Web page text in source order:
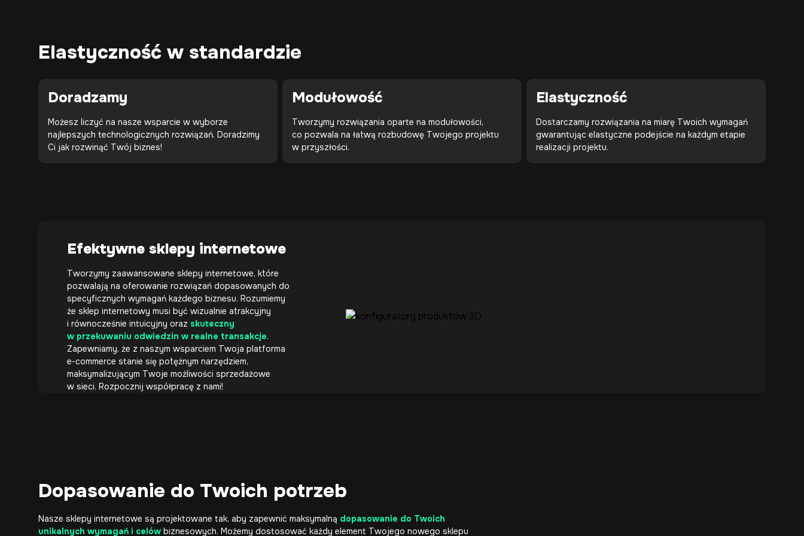
Elastyczność w standardzie
Doradzamy
Możesz liczyć na nasze wsparcie w wyborze
najlepszych technologicznych rozwiązań. Doradzimy
Ci jak rozwinąć Twój biznes!
Modułowość
Tworzymy rozwiązania oparte na modułowości,
co pozwala na łatwą rozbudowę Twojego projektu
w przyszłości.
Elastyczność
Dostarczamy rozwiązania na miarę Twoich wymagań
gwarantując elastyczne podejście na każdym etapie
realizacji projektu.
Efektywne sklepy internetowe
Tworzymy zaawansowane sklepy internetowe, które
pozwalają na oferowanie rozwiązań dopasowanych do
specyficznych wymagań każdego biznesu. Rozumiemy
że sklep internetowy musi być wizualnie atrakcyjny
i równocześnie intuicyjny oraz skuteczny
w przekuwaniu odwiedzin w realne transakcje.
Zapewniamy, że z naszym wsparciem Twoja platforma
e-commerce stanie się potężnym narzędziem,
maksymalizującym Twoje możliwości sprzedażowe
w sieci. Rozpocznij współpracę z nami!
Dopasowanie do Twoich potrzeb
Nasze sklepy internetowe są projektowane tak, aby zapewnić maksymalną dopasowanie do Twoich
unikalnych wymagań i celów biznesowych. Możemy dostosować każdy element Twojego nowego sklepu